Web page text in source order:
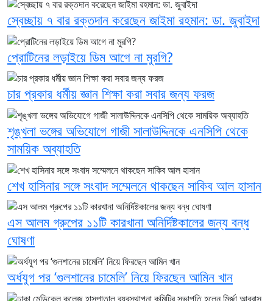
স্বেচ্ছায় ৭ বার রক্তদান করেছেন জাইমা রহমান: ডা. জুবাইদা
প্রোটিনের লড়াইয়ে ডিম আগে না মুরগি?
চার প্রকার ধর্মীয় জ্ঞান শিক্ষা করা সবার জন্য ফরজ
শৃঙ্খলা ভঙ্গের অভিযোগে গাজী সালাউদ্দিনকে এনসিপি থেকে
সাময়িক অব্যাহতি
শেখ হাসিনার সঙ্গে সংবাদ সম্মেলনে থাকছেন সাকিব আল হাসান
এস আলম গ্রুপের ১১টি কারখানা অনির্দিষ্টকালের জন্য বন্ধ
ঘোষণা
অর্ধযুগ পর ‘গুলশানের চামেলি’ নিয়ে ফিরছেন আমিন খান